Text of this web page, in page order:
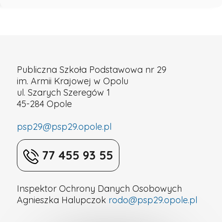
Publiczna Szkoła Podstawowa nr 29
im. Armii Krajowej w Opolu
ul. Szarych Szeregów 1
45-284 Opole
psp29@psp29.opole.pl
77 455 93 55
Inspektor Ochrony Danych Osobowych
Agnieszka Halupczok rodo@psp29.opole.pl